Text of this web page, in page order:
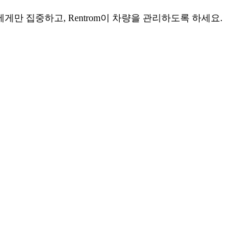
만 집중하고, Rentrom이 차량을 관리하도록 하세요.